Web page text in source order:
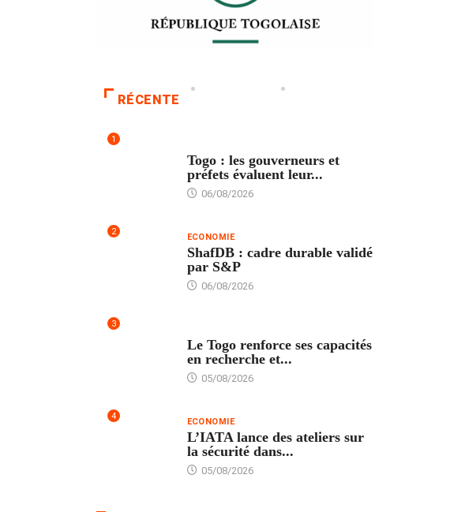
RÉCENTE
1
Togo : les gouverneurs et
préfets évaluent leur...
06/08/2026
2 ECONOMIE
ShafDB : cadre durable validé
par S&P
06/08/2026
3
Le Togo renforce ses capacités
en recherche et...
05/08/2026
4 ECONOMIE
L’IATA lance des ateliers sur
la sécurité dans...
05/08/2026